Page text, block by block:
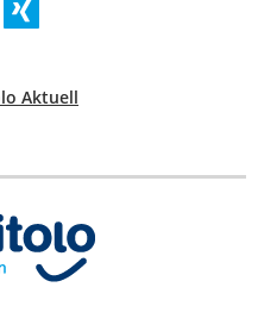
Aktuell